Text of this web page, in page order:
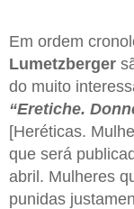
Em ordem
Lumetzberger
do muito
“Eretiche.
[Heréticas.
que será
abril. Mulheres
punidas